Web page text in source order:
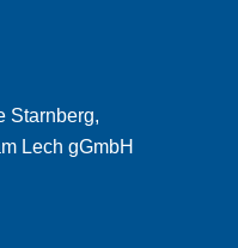
Starnberg,
Lech gGmbH